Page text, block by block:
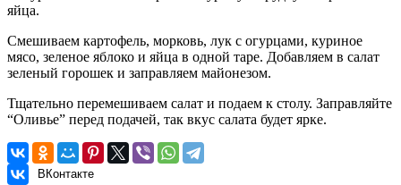
яйца.
Смешиваем картофель, морковь, лук с огурцами, куриное
мясо, зеленое яблоко и яйца в одной таре. Добавляем в салат
зеленый горошек и заправляем майонезом.
Тщательно перемешиваем салат и подаем к столу. Заправляйте
“Оливье” перед подачей, так вкус салата будет ярке.
ВКонтакте